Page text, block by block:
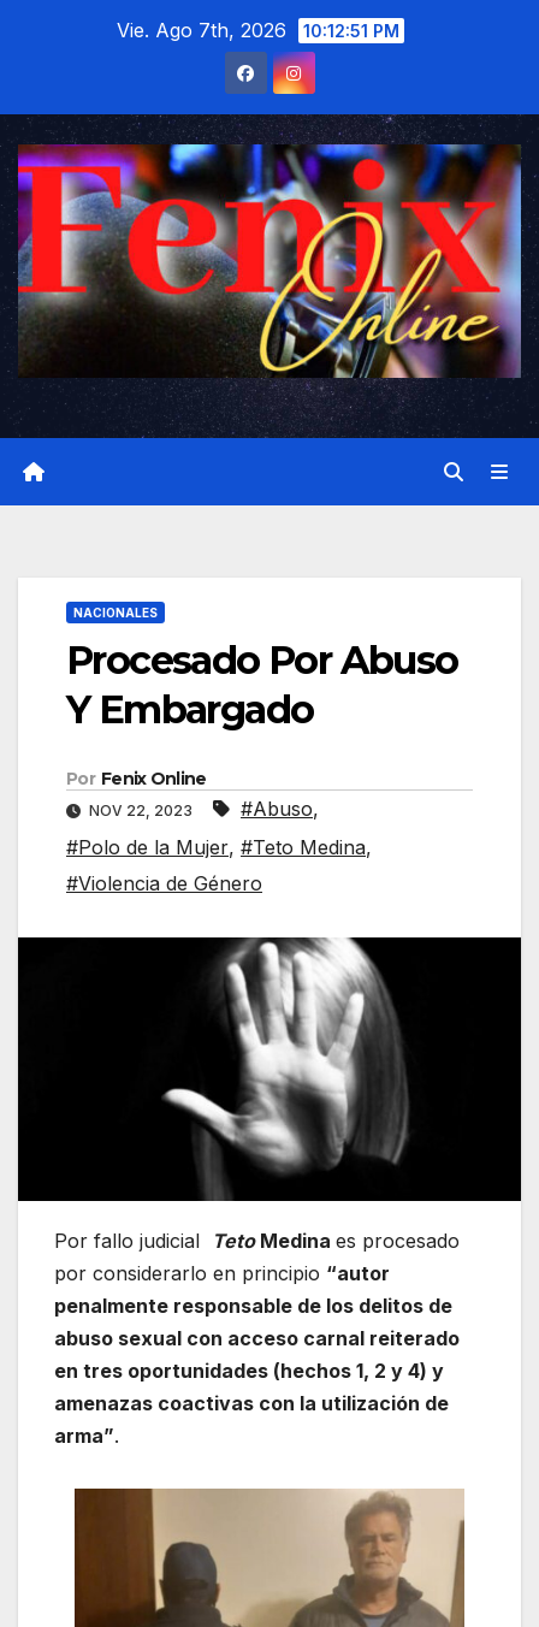
Vie. Ago 7th, 2026 10:12:52 PM
NACIONALES
Procesado Por Abuso
Y Embargado
Por Fenix Online
NOV 22, 2023 #Abuso,
#Polo de la Mujer, #Teto Medina,
#Violencia de Género
Por fallo judicial Teto Medina es procesado
por considerarlo en principio “autor
penalmente responsable de los delitos de
abuso sexual con acceso carnal reiterado
en tres oportunidades (hechos 1, 2 y 4) y
amenazas coactivas con la utilización de
arma”.